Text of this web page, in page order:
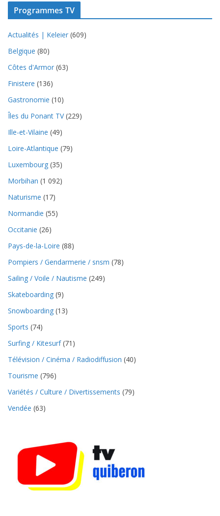
Programmes TV
Actualités | Keleier (609)
Belgique (80)
Côtes d'Armor (63)
Finistere (136)
Gastronomie (10)
Îles du Ponant TV(229)
Ille-et-Vilaine (49)
Loire-Atlantique (79)
Luxembourg (35)
Morbihan (1 092)
Naturisme (17)
Normandie (55)
Occitanie (26)
Pays-de-la-Loire (88)
Pompiers / Gendarmerie / snsm (78)
Sailing / Voile / Nautisme (249)
Skateboarding (9)
Snowboarding (13)
Sports (74)
Surfing / Kitesurf(71)
Télévision / Cinéma / Radiodiffusion (40)
Tourisme (796)
Variétés / Culture / Divertissements (79)
Vendée (63)